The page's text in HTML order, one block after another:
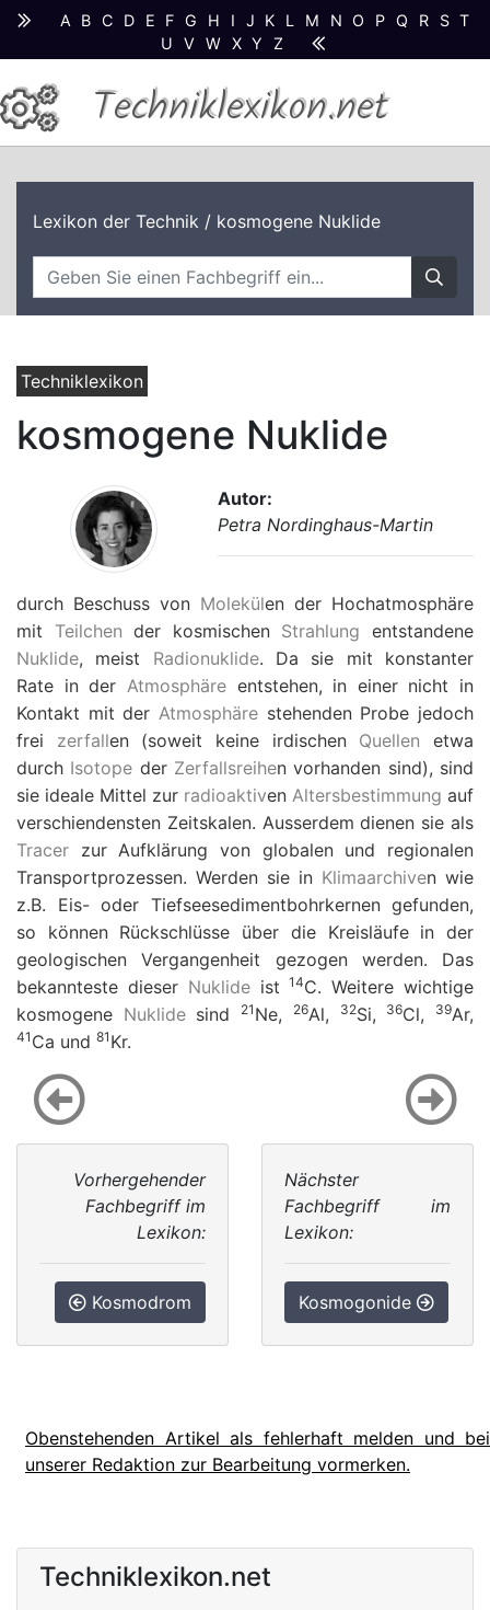
A B C D E F G H I J K L M N O P Q R S T
U
V W X Y Z
Techniklexikon.net
Lexikon der Technik / kosmogene Nuklide
Techniklexikon
kosmogene Nuklide
Autor:
Petra Nordinghaus-Martin
durch Beschuss von Molekülen der Hochatmosphäre
mit Teilchen der kosmischen Strahlung entstandene
Nuklide, meist Radionuklide. Da sie mit konstanter
Rate in der Atmosphäreentstehen, in einer nicht in
Kontakt mit der Atmosphäre stehenden Probe jedoch
frei zerfallen (soweit keine irdischen Quellen etwa
durch Isotope der Zerfallsreihen vorhanden sind), sind
sie ideale Mittel zur radioaktiven Altersbestimmung auf
verschiendensten Zeitskalen. Ausserdem dienen sie als
Tracer zur Aufklärung von globalen und regionalen
Transportprozessen. Werden sie in Klimaarchiven wie
z.B. Eis- oder Tiefseesedimentbohrkernen gefunden,
so können Rückschlüsse über die Kreisläufe in der
geologischen Vergangenheit gezogen werden. Das
bekannteste dieser Nuklideist14C. Weitere wichtige
kosmogene Nuklidesind 21 Ne, 26Al, 32Si, 36Cl, 39Ar,
41 Ca und 81 Kr.
Vorhergehender
Fachbegriff im
Lexikon:
Kosmodrom
Nächster
Fachbegriff im
Lexikon:
Kosmogonide
Obenstehenden Artikel als fehlerhaft melden und bei
unserer Redaktion zur Bearbeitung vormerken.
Techniklexikon.net